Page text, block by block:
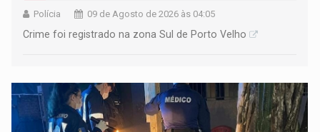
Polícia 09 de Agosto de 2026 às 04:05
Crime foi registrado na zona Sul de Porto Velho